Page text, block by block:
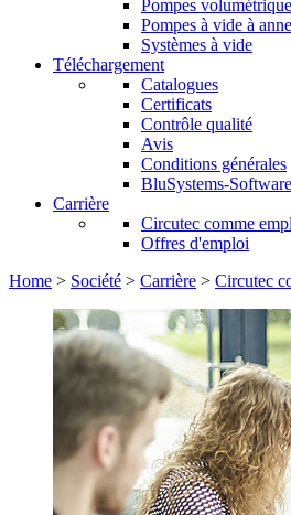
Pompes
Pompes à vide à
Systèmes à vide
Téléchargement
Catalogues
Certificats
Contrôle qualité
Avis
Conditions générales
BluSystems-Software
Carrière
Circutec comme
Offres d'emploi
Home > Société > Carrière > Circutec